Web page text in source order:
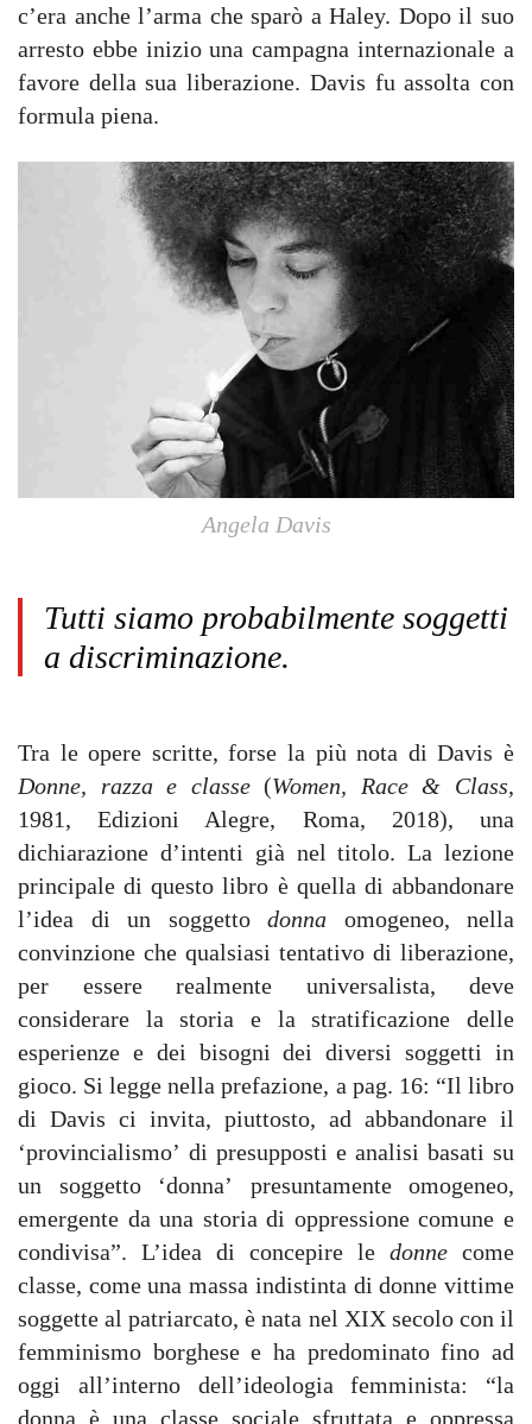
c’era anche l’arma che sparò a Haley. Dopo il suo
arresto ebbe inizio una campagna internazionale a
favore della sua liberazione. Davis fu assolta con
formula piena.
Angela Davis
Tutti siamo probabilmente soggetti
a discriminazione.
Tra le opere scritte, forse la più nota di Davis è
Donne, razza e classe (Women, Race & Class,
1981, Edizioni Alegre, Roma, 2018), una
dichiarazione d’intenti già nel titolo. La lezione
principale di questo libro è quella di abbandonare
l’idea di un soggetto donna omogeneo, nella
convinzione che qualsiasi tentativo di liberazione,
per essere realmente universalista, deve
considerare la storia e la stratificazione delle
esperienze e dei bisogni dei diversi soggetti in
gioco. Si legge nella prefazione, a pag. 16: “Il libro
di Davis ci invita, piuttosto, ad abbandonare il
ʻprovincialismoʼ di presupposti e analisi basati su
un soggetto ʻdonnaʼ presuntamente omogeneo,
emergente da una storia di oppressione comune e
condivisa”. L’idea di concepire le donne come
classe, come una massa indistinta di donne vittime
soggette al patriarcato, è nata nel XIX secolo con il
femminismo borghese e ha predominato fino ad
oggi all’interno dell’ideologia femminista: “la
donna è una classe sociale sfruttata e oppressa